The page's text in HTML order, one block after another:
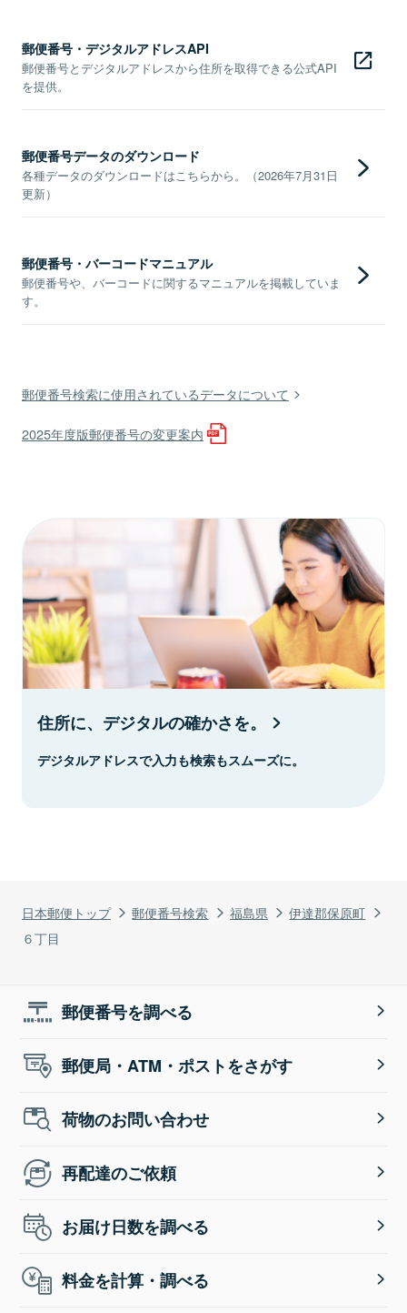
日本郵便トップ 郵便番号検索 福島県
伊達郡保原町
６丁目
郵便番号・デジタルアドレスAPI
郵便番号とデジタルアドレスから住所を取得できる公式API
を提供。
郵便番号データのダウンロード
各種データのダウンロードはこちらから。（2026年7月31日
更新）
郵便番号・バーコードマニュアル
郵便番号や、バーコードに関するマニュアルを掲載していま
す。
郵便番号検索に使用されているデータについて
2025年度版郵便番号の変更案内
住所に、デジタルの確かさを。
デジタルアドレスで入力も検索もスムーズに。
郵便番号を調べる
郵便局・ATM・ポストをさがす
荷物のお問い合わせ
再配達のご依頼
お届け日数を調べる
料金を計算・調べる